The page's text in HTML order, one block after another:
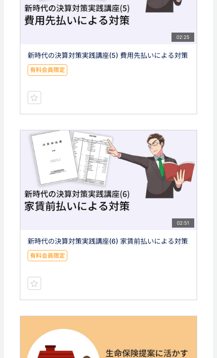
02:25
新時代の決算対策実践講座(5) 費用先払いによる対策
有料会員限定
02:51
新時代の決算対策実践講座(6) 家賃前払いによる対策
有料会員限定